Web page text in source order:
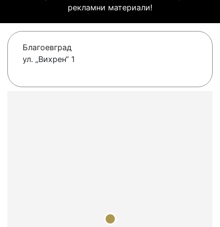
рекламни материали!
Благоевград
ул. „Вихрен“ 1